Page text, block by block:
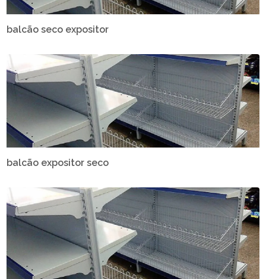
balcão seco expositor
balcão expositor seco